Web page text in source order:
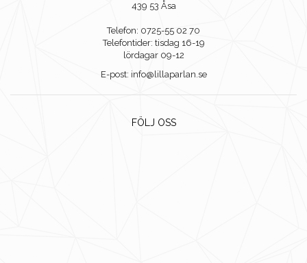
439 53 Åsa
Telefon: 0725-55 02 70
Telefontider: tisdag 16-19
lördagar 09-12
E-post: info@lillaparlan.se
FÖLJ OSS